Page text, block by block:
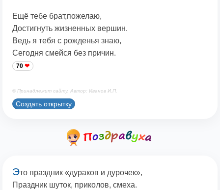
Ещё тебе брат,пожелаю,
Достигнуть жизненных вершин.
Ведь я тебя с рожденья знаю,
Сегодня смейся без причин.
70
© Принадлежит сайту. Автор: Иванов И.П.
Создать открытку
Это праздник «дураков и дурочек»,
Праздник шуток, приколов, смеха.